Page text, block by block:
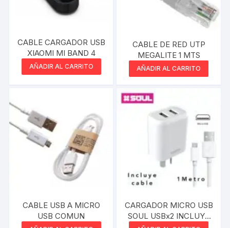
CABLE CARGADOR USB
XIAOMI MI BAND 4
AÑADIR AL CARRITO
CABLE DE RED UTP
MEGALITE 1 MTS
AÑADIR AL CARRITO
CABLE USB A MICRO
USB COMUN
CARGADOR MICRO USB
SOUL USBx2 INCLUYE